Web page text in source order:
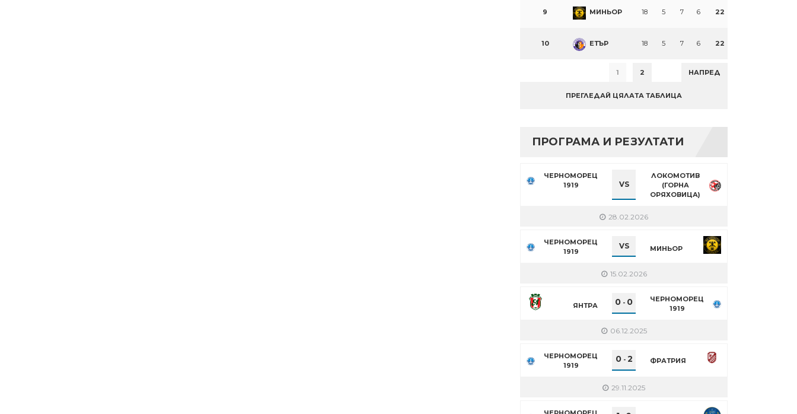
9 МИНЬОР 18 5 7 6 22
10 ЕТЪР 18 5 7 6 22
1 2 НАПРЕД
ПРЕГЛЕДАЙ ЦЯЛАТА ТАБЛИЦА
ПРОГРАМА И РЕЗУЛТАТИ
ЧЕРНОМОРЕЦ
1919
VS
ЛОКОМОТИВ
(ГОРНА
ОРЯХОВИЦА)
28.02.2026
ЧЕРНОМОРЕЦ
1919
VS МИНЬОР
15.02.2026
ЯНТРА 0 - 0
ЧЕРНОМОРЕЦ
1919
06.12.2025
ЧЕРНОМОРЕЦ
1919
0- 2 ФРАТРИЯ
29.11.2025